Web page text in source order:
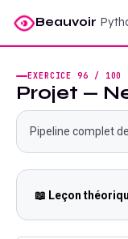
Beauvoir
EXERCICE96 / 100
Projet —
Pipeline complet
📖 Leçon